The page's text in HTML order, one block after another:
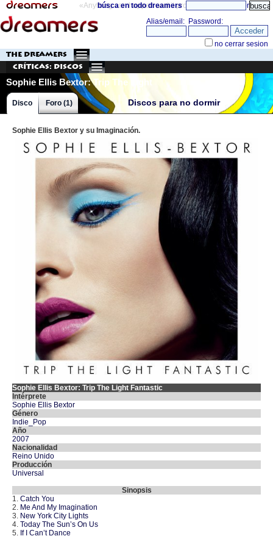
«Anything can happen and it probably will» directorio
búsca en todo dreamers
THE DREAMERS
Críticas: Discos
Sophie Ellis Bextor: Trip The Light
Fantastic
Discos para no dormir
Disco Foro (1)
Sophie Ellis Bextor y su Imaginación.
Sophie Ellis Bextor: Trip The Light Fantastic
Intérprete
Sophie Ellis Bextor
Género
Indie_Pop
Año
2007
Nacionalidad
Reino Unido
Producción
Universal
Sinopsis
1. Catch You
2. Me And My Imagination
3. New York City Lights
4. Today The Sun’s On Us
5. If I Can’t Dance